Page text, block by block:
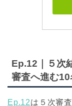
Ep.12｜５次
審査へ進む10
Ep.12は５次審